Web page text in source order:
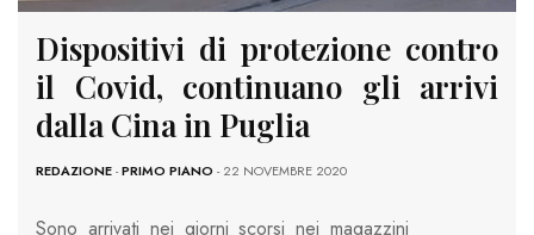
Dispositivi di protezione contro
il Covid, continuano gli arrivi
dalla Cina in Puglia
REDAZIONE-PRIMO PIANO - 22 NOVEMBRE 2020
Sono arrivati nei giorni scorsi nei magazzini